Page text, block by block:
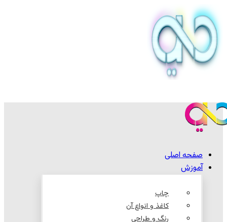
صفحه اصلی
آموزش
چاپ
کاغذ و انواع آن
رنگ و طراحی